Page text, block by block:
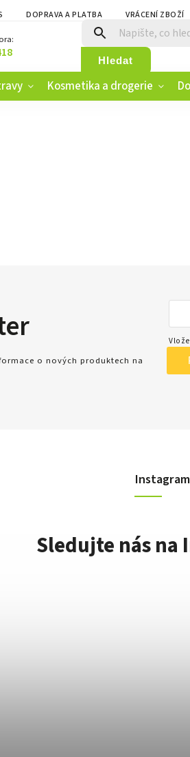
DOPRAVA A PLATBA VRÁCENÍ ZBOŽÍ
Hledat
Kosmetika a drogerie
Instagram
Sledujte nás na
o nových produktech na